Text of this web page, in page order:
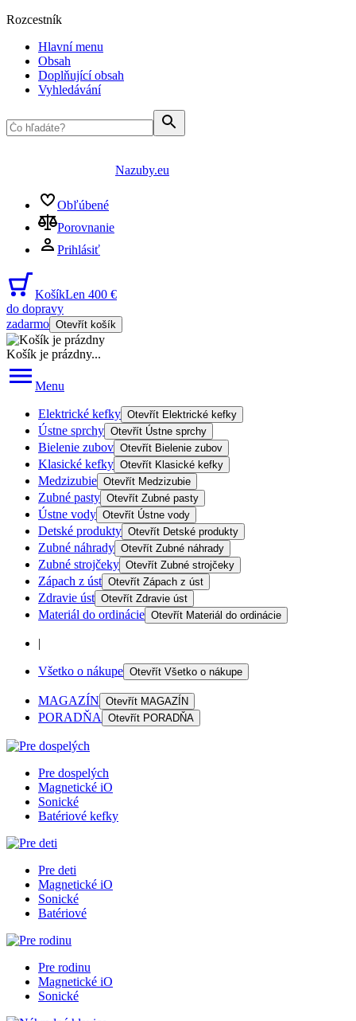
Rozcestník
Hlavní menu
Obsah
Doplňující obsah
Vyhledávání
Nazuby.eu
Obľúbené
Porovnanie
Prihlásiť
KošíkLen 400 €
do dopravy
zadarmo Otevřít košík
Košík je prázdny...
Menu
Elektrické kefky Otevřít Elektrické kefky
Ústne sprchy Otevřít Ústne sprchy
Bielenie zubov Otevřít Bielenie zubov
Klasické kefky Otevřít Klasické kefky
Medzizubie Otevřít Medzizubie
Zubné pasty Otevřít Zubné pasty
Ústne vody Otevřít Ústne vody
Detské produkty Otevřít Detské produkty
Zubné náhrady Otevřít Zubné náhrady
Zubné strojčeky Otevřít Zubné strojčeky
Zápach z úst Otevřít Zápach z úst
Zdravie úst Otevřít Zdravie úst
Materiál do ordinácie Otevřít Materiál do ordinácie
|
Všetko o nákupe Otevřít Všetko o nákupe
MAGAZÍN Otevřít MAGAZÍN
PORADŇA Otevřít PORADŇA
Pre dospelých
Magnetické iO
Sonické
Batériové kefky
Pre deti
Magnetické iO
Sonické
Batériové
Pre rodinu
Magnetické iO
Sonické